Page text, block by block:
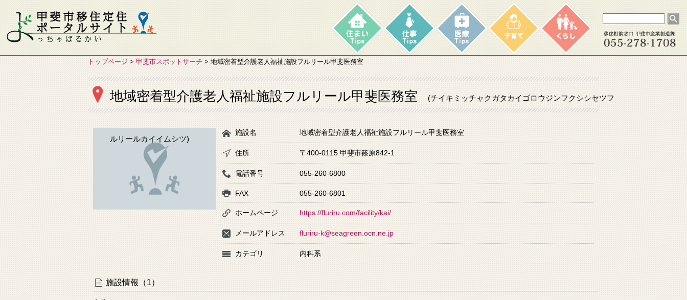
トップページ > 甲斐市スポットサーチ > 地域密着型介護老人福祉施設フルリール甲斐医務室
地域密着型介護老人福祉施設フルリール甲斐医務室 (チイキミッチャクガタカイゴロウジンフクシシセツフ
ルリールカイイムシツ)
施設名 地域密着型介護老人福祉施設フルリール甲斐医務室
住所 〒400-0115 甲斐市篠原842-1
電話番号 055-260-6800
FAX 055-260-6801
ホームページ https://fluriru.com/facility/kai/
メールアドレス fluriru-k@seagreen.ocn.ne.jp
カテゴリ 内科系
施設情報（1）